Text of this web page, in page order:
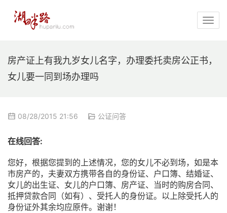
房产证上有我九岁女儿名字，办理委托卖房公正书，
女儿要一同到场办理吗
08/28/2015 21:56 公证问答
在线回答:
您好，根据您提到的上述情况，您的女儿不必到场，如是本
市房产的，夫妻双方携带各自的身份证、户口簿、结婚证、
女儿的出生证、女儿的户口簿、房产证、当时的购房合同、
抵押贷款合同（如有）、受托人的身份证。以上除受托人的
身份证外其余均应原件。谢谢！